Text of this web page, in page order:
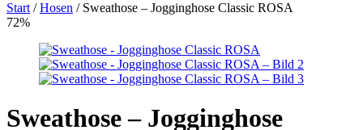
Start /Hosen / Sweathose – Jogginghose Classic ROSA
72%
Sweathose – Jogginghose